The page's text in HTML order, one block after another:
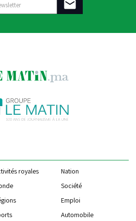
royales
Nation
Société
Emploi
Automobile